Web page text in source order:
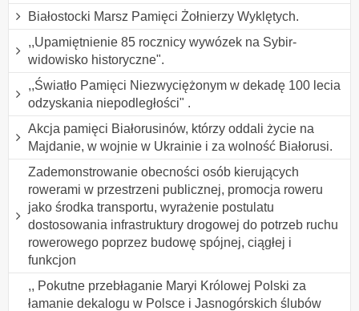
Białostocki Marsz Pamięci Żołnierzy Wyklętych.
,,Upamiętnienie 85 rocznicy wywózek na Sybir-
widowisko historyczne".
,,Światło Pamięci Niezwyciężonym w dekadę 100 lecia
odzyskania niepodległości" .
Akcja pamięci Białorusinów, którzy oddali życie na
Majdanie, w wojnie w Ukrainie i za wolność Białorusi.
Zademonstrowanie obecności osób kierujących
rowerami w przestrzeni publicznej, promocja roweru
jako środka transportu, wyrażenie postulatu
dostosowania infrastruktury drogowej do potrzeb ruchu
rowerowego poprzez budowę spójnej, ciągłej i
funkcjon
,, Pokutne przebłaganie Maryi Królowej Polski za
łamanie dekalogu w Polsce i Jasnogórskich ślubów